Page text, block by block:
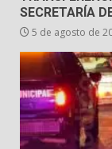
SECRETARÍA
5 de agosto de